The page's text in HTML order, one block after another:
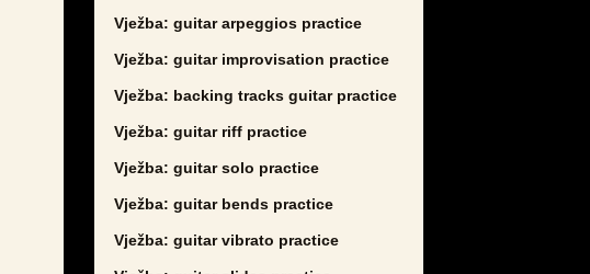
Vježba: guitar arpeggios practice
Vježba: guitar improvisation practice
Vježba: backing tracks guitar practice
Vježba: guitar riff practice
Vježba: guitar solo practice
Vježba: guitar bends practice
Vježba: guitar vibrato practice